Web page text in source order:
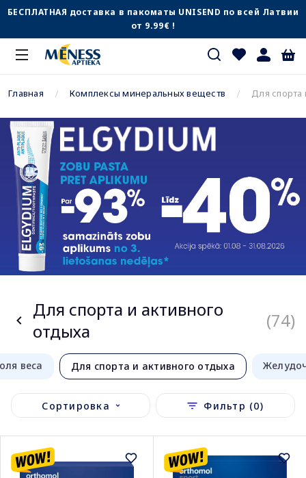
БЕСПЛАТНАЯ доставка в пакоматы UNISEND по всей Латвии
от 9.99€ !
Главная Комплексы минеральных веществ Для спорта
Для спорта и активного
отдыха
(74)
веса Для спорта и активного отдыха
Сортировка Фильтр (0)